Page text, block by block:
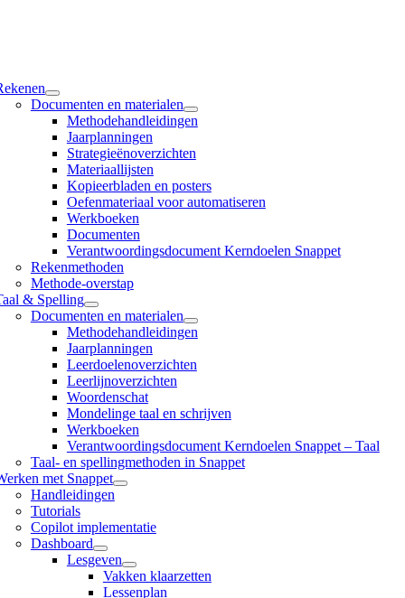
Documenten en materialen
Methodehandleidingen
Jaarplanningen
Strategieënoverzichten
Materiaallijsten
Kopieerbladen en posters
Oefenmateriaal voor automatiseren
Werkboeken
Documenten
Verantwoordingsdocument Kerndoelen Snappet
Rekenmethoden
Methode-overstap
& Spelling
Documenten en materialen
Methodehandleidingen
Jaarplanningen
Leerdoelenoverzichten
Leerlijnoverzichten
Woordenschat
Mondelinge taal en schrijven
Werkboeken
Verantwoordingsdocument Kerndoelen Snappet – Taal
Taal- en spellingmethoden in Snappet
met Snappet
Handleidingen
Tutorials
Copilot implementatie
Dashboard
Lesgeven
Vakken klaarzetten
Lessenplan